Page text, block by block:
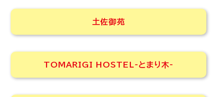
土佐御苑
TOMARIGI HOSTEL-とまり木-